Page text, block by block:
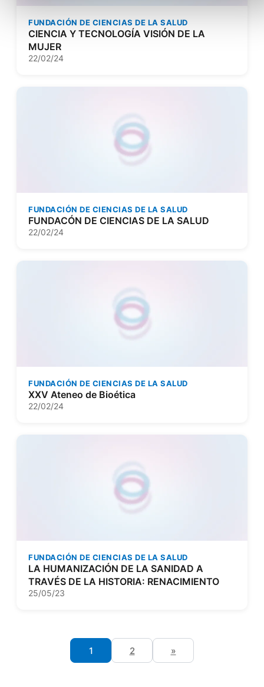
FUNDACIÓN DE CIENCIAS DE LA SALUD
CIENCIA Y TECNOLOGÍA VISIÓN DE LA
MUJER
22/02/24
FUNDACIÓN DE CIENCIAS DE LA SALUD
FUNDACÓN DE CIENCIAS DE LA SALUD
22/02/24
FUNDACIÓN DE CIENCIAS DE LA SALUD
XXV Ateneo de Bioética
22/02/24
FUNDACIÓN DE CIENCIAS DE LA SALUD
LA HUMANIZACIÓN DE LA SANIDAD A
TRAVÉS DE LA HISTORIA: RENACIMIENTO
25/05/23
1 2 »